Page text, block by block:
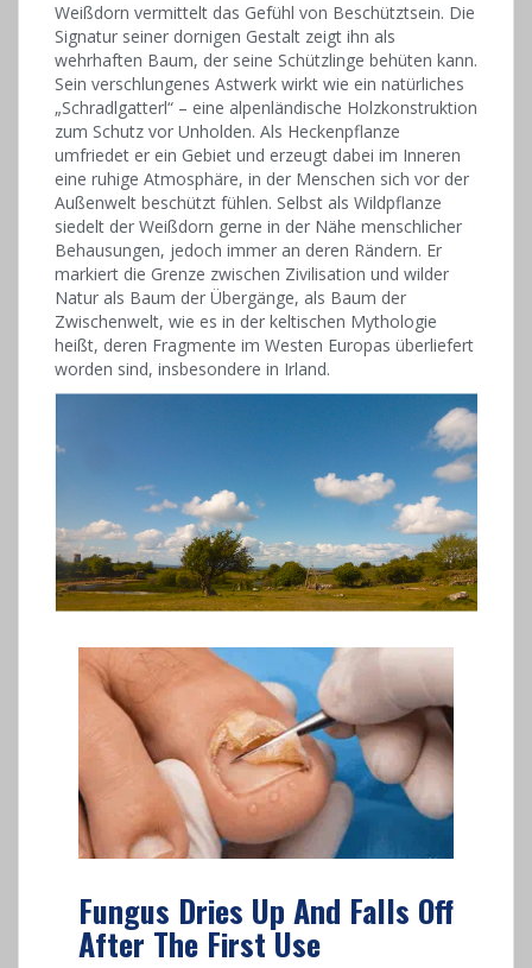
Weißdorn vermittelt das Gefühl von Beschütztsein. Die
Signatur seiner dornigen Gestalt zeigt ihn als
wehrhaften Baum, der seine Schützlinge behüten kann.
Sein verschlungenes Astwerk wirkt wie ein natürliches
„Schradlgatterl“ – eine alpenländische Holzkonstruktion
zum Schutz vor Unholden. Als Heckenpflanze
umfriedet er ein Gebiet und erzeugt dabei im Inneren
eine ruhige Atmosphäre, in der Menschen sich vor der
Außenwelt beschützt fühlen. Selbst als Wildpflanze
siedelt der Weißdorn gerne in der Nähe menschlicher
Behausungen, jedoch immer an deren Rändern. Er
markiert die Grenze zwischen Zivilisation und wilder
Natur als Baum der Übergänge, als Baum der
Zwischenwelt, wie es in der keltischen Mythologie
heißt, deren Fragmente im Westen Europas überliefert
worden sind, insbesondere in Irland.
Fungus Dries Up And Falls Off
After The First Use